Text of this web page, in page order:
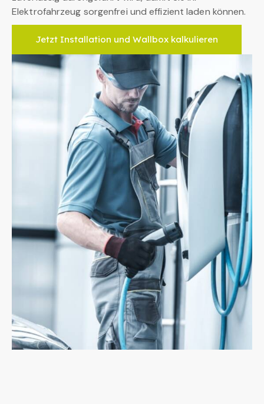
Elektrofahrzeug sorgenfrei und effizient laden können.
Jetzt Installation und Wallbox kalkulieren